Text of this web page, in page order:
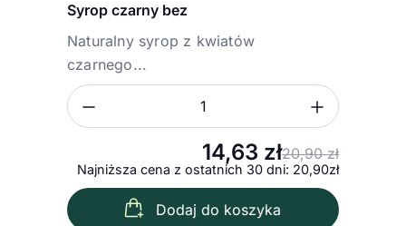
Syrop czarny bez
Naturalny syrop z kwiatów
czarnego...
20,90zł
14,63 zł
Najniższa cena z ostatnich 30 dni: 20,90zł
Zmniejsz ilość
Dodaj do koszyka